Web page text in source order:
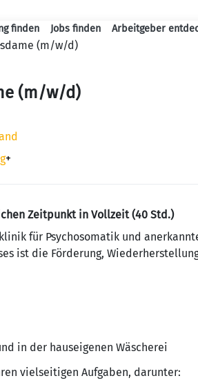
finden Jobs finden
Arbeitgeber
(m/w/d)
(m/w/d)
+
Zeitpunkt in Vollzeit (40 Std.)
für Psychosomatik und
ist die Förderung,
in der hauseigenen Wäscherei
vielseitigen Aufgaben, darunter: